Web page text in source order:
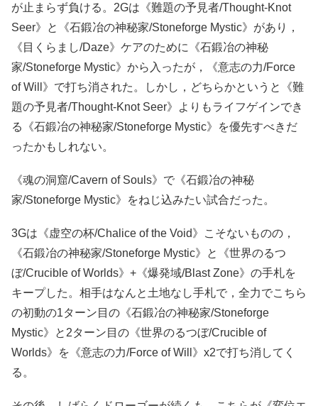
が止まらず負ける。2Gは《難題の予見者/Thought-Knot
Seer》と《石鍛冶の神秘家/Stoneforge Mystic》があり，
《目くらまし/Daze》ケアのために《石鍛冶の神秘
家/Stoneforge Mystic》から入ったが，《意志の力/Force
of Will》で打ち消された。しかし，どちらかというと《難
題の予見者/Thought-Knot Seer》よりもライフゲインでき
る《石鍛冶の神秘家/Stoneforge Mystic》を優先すべきだ
ったかもしれない。
《魂の洞窟/Cavern of Souls》で《石鍛冶の神秘
家/Stoneforge Mystic》をねじ込みたい試合だった。
3Gは《虚空の杯/Chalice of the Void》こそないものの，
《石鍛冶の神秘家/Stoneforge Mystic》と《世界のるつ
ぼ/Crucible of Worlds》+《爆発域/Blast Zone》の手札を
キープした。相手はなんと土地なし手札で，全力でこちら
の初動の1ターン目の《石鍛冶の神秘家/Stoneforge
Mystic》と2ターン目の《世界のるつぼ/Crucible of
Worlds》を《意志の力/Force of Will》x2で打ち消してく
る。